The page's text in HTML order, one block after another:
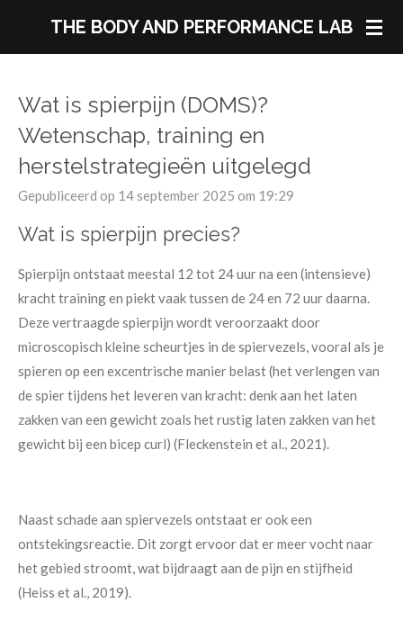
hoofdinhoud
THE BODY AND PERFORMANCE LAB
Wat is spierpijn (DOMS)?
Wetenschap, training en
herstelstrategieën uitgelegd
Gepubliceerd op 14 september 2025 om 19:29
Wat is spierpijn precies?
Spierpijn ontstaat meestal 12 tot 24 uur na een (intensieve)
kracht training en piekt vaak tussen de 24 en 72 uur daarna.
Deze vertraagde spierpijn wordt veroorzaakt door
microscopisch kleine scheurtjes in de spiervezels, vooral als je
spieren op een excentrische manier belast (het verlengen van
de spier tijdens het leveren van kracht: denk aan het laten
zakken van een gewicht zoals het rustig laten zakken van het
gewicht bij een bicep curl) (Fleckenstein et al., 2021).
Naast schade aan spiervezels ontstaat er ook een
ontstekingsreactie. Dit zorgt ervoor dat er meer vocht naar
het gebied stroomt, wat bijdraagt aan de pijn en stijfheid
(Heiss et al., 2019).